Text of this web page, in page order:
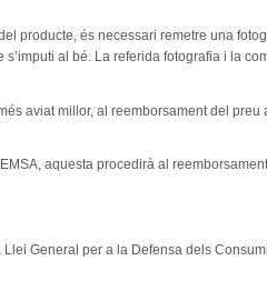
producte, és necessari remetre una
al bé. La referida fotografia i la
aviat millor, al reemborsament del
aquesta procedirà al
General per a la Defensa dels